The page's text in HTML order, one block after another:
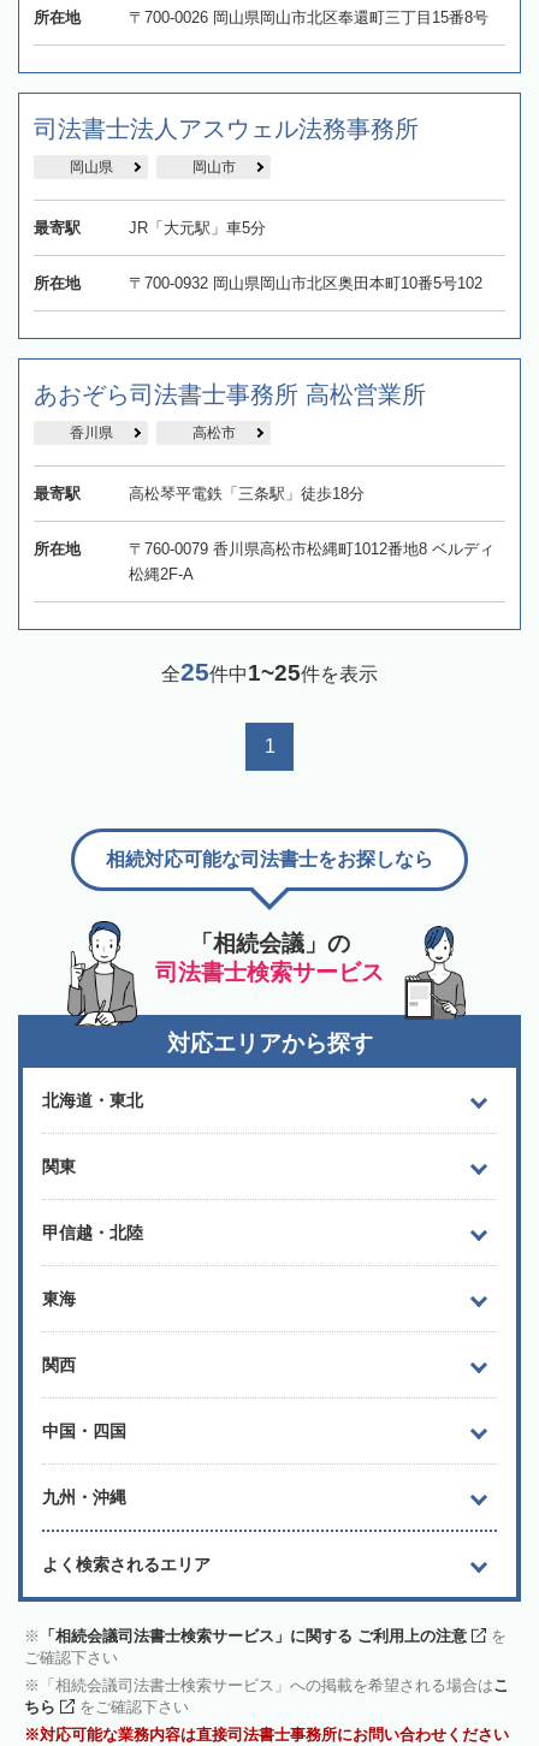
所在地 〒700-0026 岡山県岡山市北区奉還町三丁目15番8号
司法書士法人アスウェル法務事務所
岡山県 岡山市
最寄駅 JR「大元駅」車5分
所在地 〒700-0932 岡山県岡山市北区奥田本町10番5号102
あおぞら司法書士事務所 高松営業所
香川県 高松市
最寄駅 高松琴平電鉄「三条駅」徒歩18分
所在地
〒760-0079 香川県高松市松縄町1012番地8 ベルディ
松縄2F-A
全25件中1~25件を表示
1
「相続会議」の
司法書士検索サービス
相続対応可能な司法書士をお探しなら
対応エリアから探す
北海道・東北
関東
甲信越・北陸
東海
関西
中国・四国
九州・沖縄
よく検索されるエリア
「相続会議司法書士検索サービス」に関する ご利用上の注意
を
ご確認下さい
「相続会議司法書士検索サービス」への掲載を希望される場合はこ
ちら
をご確認下さい
対応可能な業務内容は直接司法書士事務所にお問い合わせください